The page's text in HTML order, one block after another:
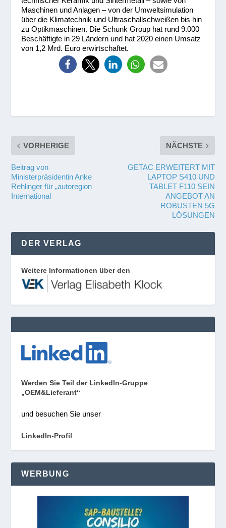
Maschinen und Anlagen – von der Umweltsimulation
über die Klimatechnik und Ultraschallschweißen bis hin
zu Optikmaschinen. Die Schunk Group hat rund 9.000
Beschäftigte in 29 Ländern und hat 2020 einen Umsatz
von 1,2 Mrd. Euro erwirtschaftet.
VORHERIGE
Beitrag von
Ministerpräsidentin Anke
Rehlinger für „autoregion
International
NÄCHSTE
GETAC ERWEITERT MIT
LAPTOP S410 UND
TABLET F110 SEIN
ANGEBOT AN
ROBUSTEN 5G
LÖSUNGEN
DER VERLAG
Weitere Informationen über den
Werden Sie Teil der LinkedIn-Gruppe
„OEM&Lieferant“
und besuchen Sie unser
LinkedIn-Profil
WERBUNG